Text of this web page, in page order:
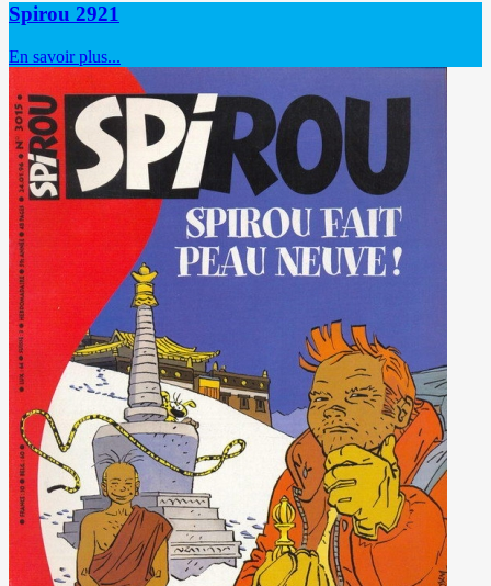
Spirou 2921
En savoir plus...